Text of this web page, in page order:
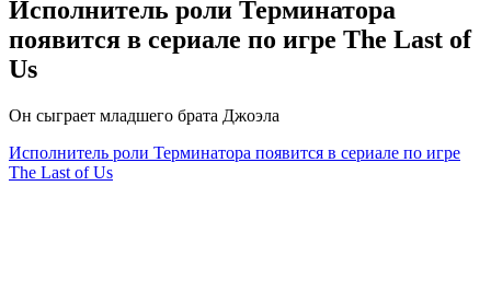
Исполнитель роли Терминатора
появится в сериале по игре The Last of
Us
Он сыграет младшего брата Джоэла
Исполнитель роли Терминатора появится в сериале по игре
The Last of Us